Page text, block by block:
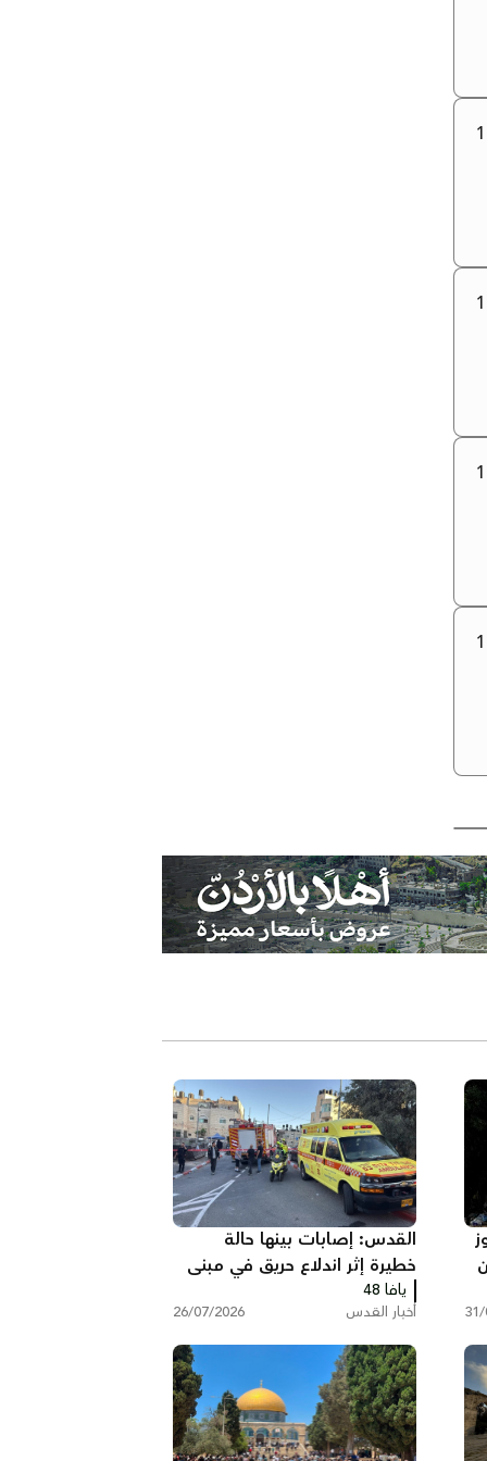
القدس: إصابات بينها حالة
خطيرة إثر اندلاع حريق في مبنى
سكني ببيت حنينا
يافا 48
أخبار القدس 26/07/2026